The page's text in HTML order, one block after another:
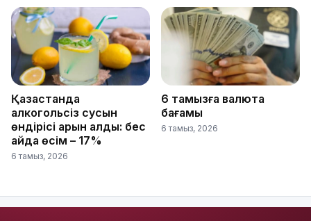
Қазақстанда
алкогольсіз сусын
өндірісі қарқын алды: бес
айда өсім – 17%
6 тамыз, 2026
6 тамызға валюта
бағамы
6 тамыз, 2026